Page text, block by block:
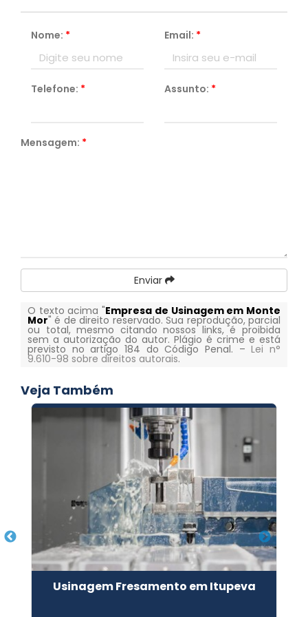
Nome: * Email: *
Telefone: * Assunto: *
Mensagem: *
Enviar
O texto acima "Empresa de Usinagem em Monte
Mor" é de direito reservado. Sua reprodução, parcial
ou total, mesmo citando nossos links, é proibida
sem a autorização do autor. Plágio é crime e está
previsto no artigo 184 do Código Penal. –Lei n°
9.610-98 sobre direitos autorais.
Veja Também
Usinagem Fresamento em Itupeva